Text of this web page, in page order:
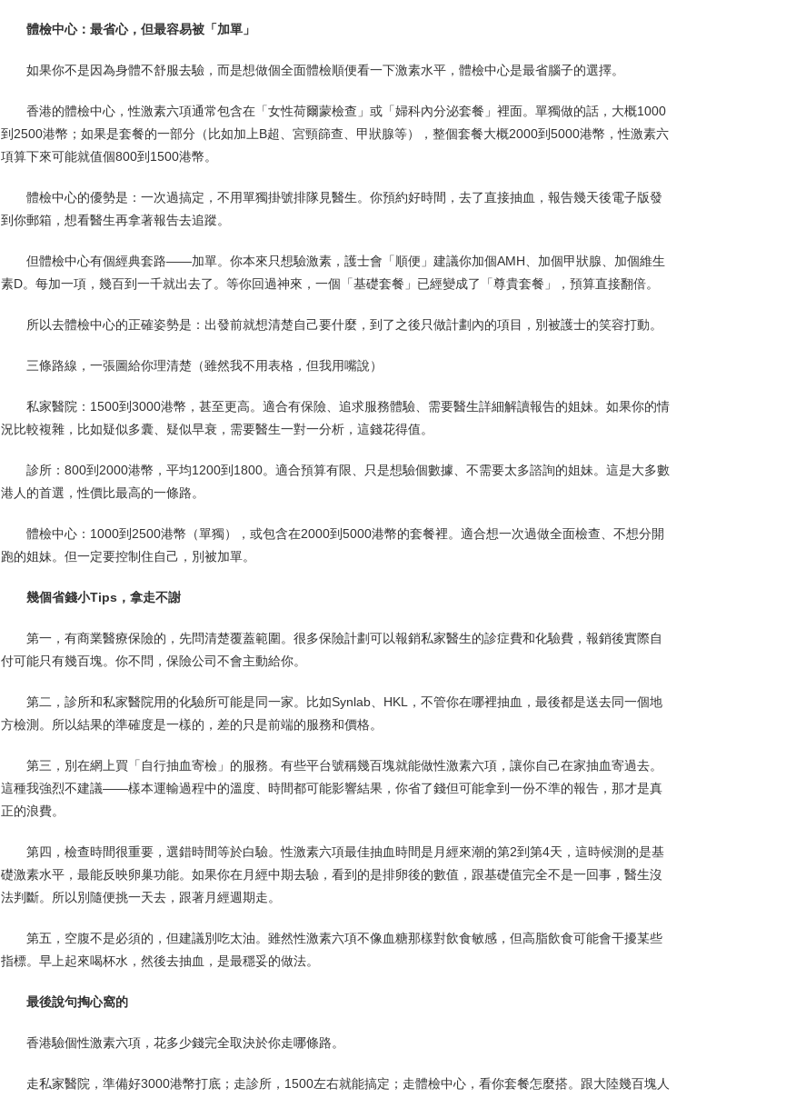
體檢中心：最省心，但最容易被「加單」
如果你不是因為身體不舒服去驗，而是想做個全面體檢順便看一下激素水平，體檢中心是最省腦子的選擇。
香港的體檢中心，性激素六項通常包含在「女性荷爾蒙檢查」或「婦科內分泌套餐」裡面。單獨做的話，大概1000
到2500港幣；如果是套餐的一部分（比如加上B超、宮頸篩查、甲狀腺等），整個套餐大概2000到5000港幣，性激素六
項算下來可能就值個800到1500港幣。
體檢中心的優勢是：一次過搞定，不用單獨掛號排隊見醫生。你預約好時間，去了直接抽血，報告幾天後電子版發
到你郵箱，想看醫生再拿著報告去追蹤。
但體檢中心有個經典套路——加單。你本來只想驗激素，護士會「順便」建議你加個AMH、加個甲狀腺、加個維生
素D。每加一項，幾百到一千就出去了。等你回過神來，一個「基礎套餐」已經變成了「尊貴套餐」，預算直接翻倍。
所以去體檢中心的正確姿勢是：出發前就想清楚自己要什麼，到了之後只做計劃內的項目，別被護士的笑容打動。
三條路線，一張圖給你理清楚（雖然我不用表格，但我用嘴說）
私家醫院：1500到3000港幣，甚至更高。適合有保險、追求服務體驗、需要醫生詳細解讀報告的姐妹。如果你的情
況比較複雜，比如疑似多囊、疑似早衰，需要醫生一對一分析，這錢花得值。
診所：800到2000港幣，平均1200到1800。適合預算有限、只是想驗個數據、不需要太多諮詢的姐妹。這是大多數
港人的首選，性價比最高的一條路。
體檢中心：1000到2500港幣（單獨），或包含在2000到5000港幣的套餐裡。適合想一次過做全面檢查、不想分開
跑的姐妹。但一定要控制住自己，別被加單。
幾個省錢小Tips，拿走不謝
第一，有商業醫療保險的，先問清楚覆蓋範圍。很多保險計劃可以報銷私家醫生的診症費和化驗費，報銷後實際自
付可能只有幾百塊。你不問，保險公司不會主動給你。
第二，診所和私家醫院用的化驗所可能是同一家。比如Synlab、HKL，不管你在哪裡抽血，最後都是送去同一個地
方檢測。所以結果的準確度是一樣的，差的只是前端的服務和價格。
第三，別在網上買「自行抽血寄檢」的服務。有些平台號稱幾百塊就能做性激素六項，讓你自己在家抽血寄過去。
這種我強烈不建議——樣本運輸過程中的溫度、時間都可能影響結果，你省了錢但可能拿到一份不準的報告，那才是真
正的浪費。
第四，檢查時間很重要，選錯時間等於白驗。性激素六項最佳抽血時間是月經來潮的第2到第4天，這時候測的是基
礎激素水平，最能反映卵巢功能。如果你在月經中期去驗，看到的是排卵後的數值，跟基礎值完全不是一回事，醫生沒
法判斷。所以別隨便挑一天去，跟著月經週期走。
第五，空腹不是必須的，但建議別吃太油。雖然性激素六項不像血糖那樣對飲食敏感，但高脂飲食可能會干擾某些
指標。早上起來喝杯水，然後去抽血，是最穩妥的做法。
最後說句掏心窩的
香港驗個性激素六項，花多少錢完全取決於你走哪條路。
走私家醫院，準備好3000港幣打底；走診所，1500左右就能搞定；走體檢中心，看你套餐怎麼搭。跟大陸幾百塊人